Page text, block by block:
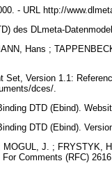
- URL http://
des DLmeta-
Hans ;
Set, Version 1.1:
dces/.
DTD (Ebind).
DTD (Ebind).
J. ; FRYSTYK,
Comments (RFC)